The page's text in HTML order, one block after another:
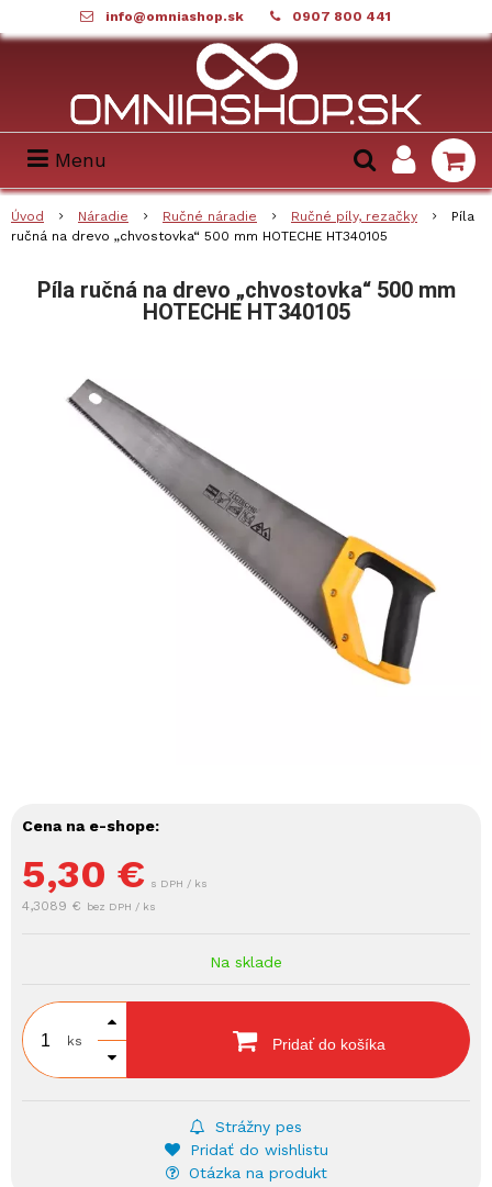
info@omniashop.sk 0907 800 441
Menu
Úvod Náradie Ručné náradie Ručné píly, rezačky
Píla
ručná na drevo „chvostovka“ 500 mm HOTECHE HT340105
Píla ručná na drevo „chvostovka“ 500 mm
HOTECHE HT340105
Cena na e-shope:
5,30 € s DPH / ks
4,3089 € bez DPH / ks
Na sklade
ks Pridať do košíka
Strážny pes
Pridať do wishlistu
Otázka na produkt